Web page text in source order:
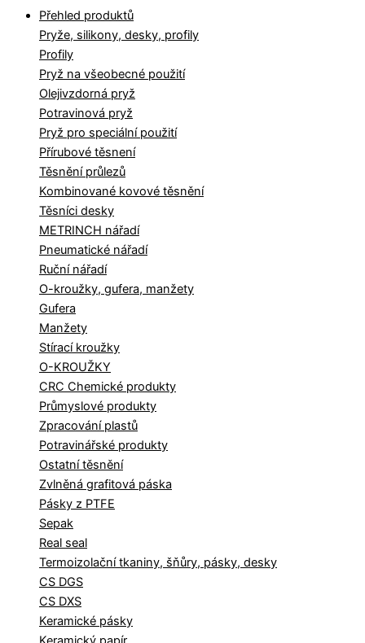
Přehled produktů
Pryže, silikony, desky, profily
Profily
Pryž na všeobecné použití
Olejivzdorná pryž
Potravinová pryž
Pryž pro speciální použití
Přírubové těsnení
Těsnění průlezů
Kombinované kovové těsnění
Těsníci desky
METRINCH nářadí
Pneumatické nářadí
Ruční nářadí
O-kroužky, gufera, manžety
Gufera
Manžety
Stírací kroužky
O-KROUŽKY
CRC Chemické produkty
Průmyslové produkty
Zpracování plastů
Potravinářské produkty
Ostatní těsnění
Zvlněná grafitová páska
Pásky z PTFE
Sepak
Real seal
Termoizolační tkaniny, šňůry, pásky, desky
CS DGS
CS DXS
Keramické pásky